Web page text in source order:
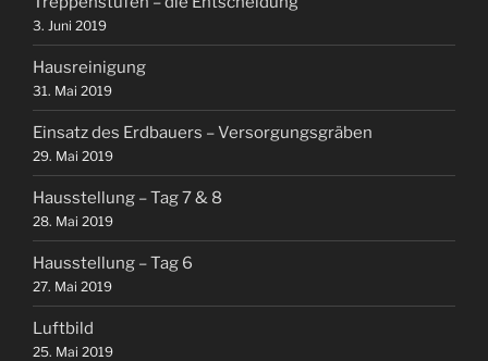
3. Juni 2019
Hausreinigung
31. Mai 2019
Einsatz des Erdbauers – Versorgungsgräben
29. Mai 2019
Hausstellung – Tag 7 & 8
28. Mai 2019
Hausstellung – Tag 6
27. Mai 2019
Luftbild
25. Mai 2019